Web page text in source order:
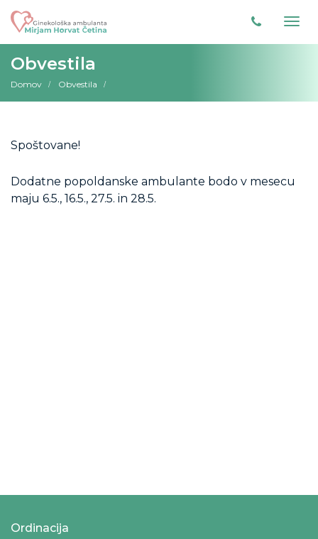
Obvestila
Domov Obvestila
Spoštovane!
Dodatne popoldanske ambulante bodo v mesecu
maju 6.5., 16.5., 27.5. in 28.5.
Ordinacija